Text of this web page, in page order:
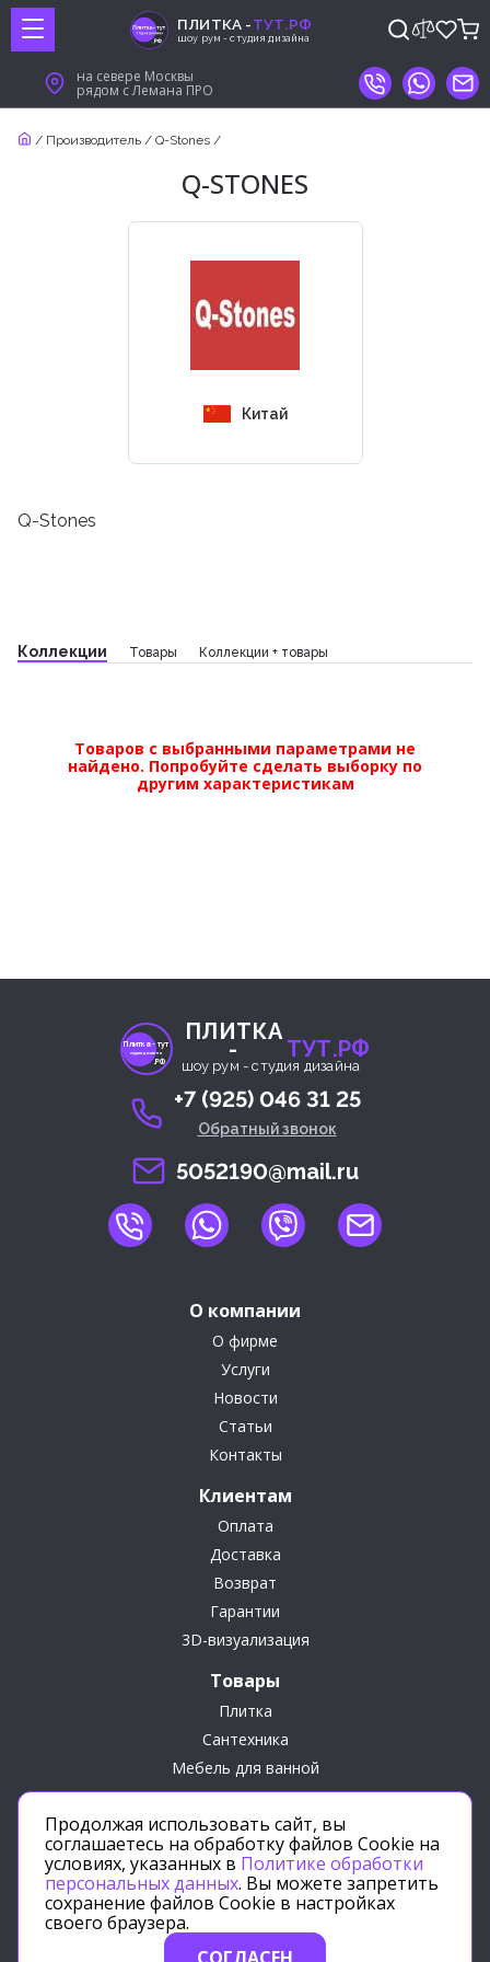
ПЛИТКА -ТУТ.РФ
шоу рум - студия дизайна
на севере Москвы
рядом с Лемана ПРО
/ Производитель / Q-Stones /
Q-STONES
Китай
Q-Stones
Коллекции Товары Коллекции + товары
Товаров с выбранными параметрами не
найдено. Попробуйте сделать выборку по
другим характеристикам
ПЛИТКА
- ТУТ.РФ
шоу рум - студия дизайна
Плитка- тут
студия дизайна
.РФ
+7 (925) 046 31 25
Обратный звонок
5052190@mail.ru
О компании
О фирме
Услуги
Новости
Статьи
Контакты
Клиентам
Оплата
Доставка
Возврат
Гарантии
3D-визуализация
Товары
Плитка
Сантехника
Мебель для ванной
Сопутствующие товары
Подарки
Политика конфиденциальности
Продолжая использовать сайт, вы
соглашаетесь на обработку файлов Cookie на
условиях, указанных в Политике обработки
персональных данных. Вы можете запретить
сохранение файлов Cookie в настройках
своего браузера.